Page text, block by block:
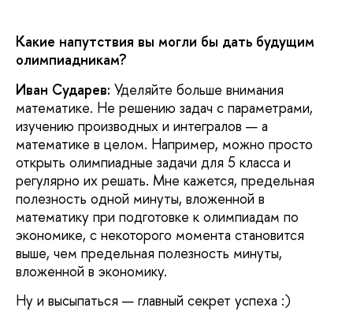
Какие напутствия вы могли бы дать будущим
олимпиадникам?
Иван Сударев: Уделяйте больше внимания
математике. Не решению задач с параметрами,
изучению производных и интегралов — а
математике в целом. Например, можно просто
открыть олимпиадные задачи для 5 класса и
регулярно их решать. Мне кажется, предельная
полезность одной минуты, вложенной в
математику при подготовке к олимпиадам по
экономике, с некоторого момента становится
выше, чем предельная полезность минуты,
вложенной в экономику.
Ну и высыпаться — главный секрет успеха :)